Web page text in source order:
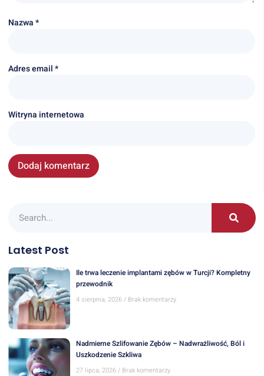
Nazwa*
Adres email*
Witryna internetowa
Latest Post
Ile trwa leczenie implantami zębów w Turcji? Kompletny
przewodnik
4 sierpnia, 2026 Brak komentarzy
Nadmierne Szlifowanie Zębów – Nadwrażliwość, Ból i
Uszkodzenie Szkliwa
27 lipca, 2026 Brak komentarzy